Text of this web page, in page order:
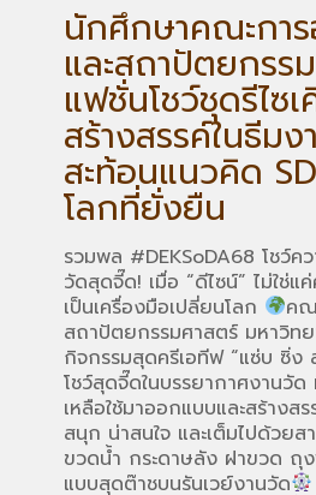
นักศึกษาคณะกา
และสถาปัตยกรร
แฟชั่นโชว์ชุดรีไซ
สร้างสรรค์ในธีม
สะท้อนแนวคิด
โลกที่ยั่งยืน
รวมพล #DEKSoDA68 โชว์ค
วัดสุดจี๊ด! เมื่อ “ดีไซน์” ไม่ใช่แ
เป็นเครื่องมือเปลี่ยนโลก
คณ
สถาปัตยกรรมศาสตร์ มหาวิท
กิจกรรมสุดครีเอทีฟ “แซ่บ ซิ่ง
โชว์สุดจี๊ดในบรรยากาศงานวั
เหลือใช้มาออกแบบและสร้างส
สนุก น่าสนใจ และเต็มไปด้วยส
ขวดน้ำ กระดาษลัง ฝาขวด ถุ
แบบสุดต๊าชบนรันเวย์งานวัด